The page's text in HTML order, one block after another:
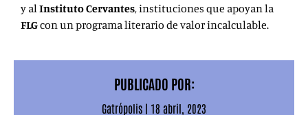
y alInstituto Cervantes, instituciones que apoyan la
FLGcon un programa literario de valor incalculable.
PUBLICADO POR:
Gatrópolis | 18 abril, 2023